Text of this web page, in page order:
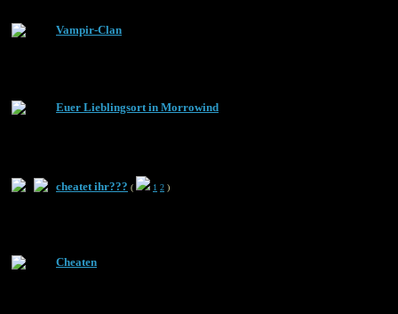
Vampir-Clan
Euer Lieblingsort in Morrowind
cheatet ihr??? ( 1 2 )
Cheaten